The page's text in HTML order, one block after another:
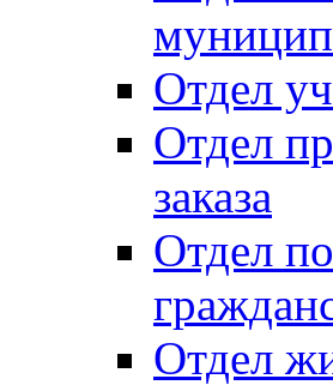
Отдел
Отдел
заказа
Отдел
Отдел